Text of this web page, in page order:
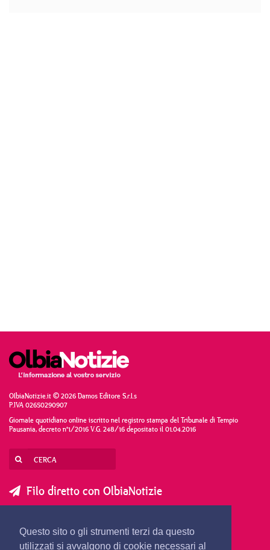
Questo sito o gli strumenti terzi da questo
utilizzati si avvalgono di cookie necessari al
OlbiaNotizie.it © 2026 Damos Editore S.r.l.s
P.IVA 02650290907
Giornale quotidiano online iscritto nel registro stampa del Tribunale di Tempio
Pausania, decreto n°1/2016 V.G. 248/16 depositato il 01.04.2016
Filo diretto con OlbiaNotizie
SEGNALA UNA NOTIZIA
SEGNALA UN EVENTO